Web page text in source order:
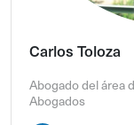
Universidad
Resolución de
Carlos Toloza
Abogado del área
Abogados